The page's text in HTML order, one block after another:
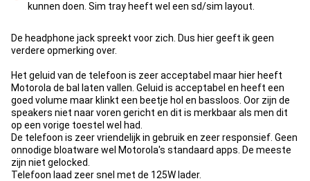
Minpunt
kunnen doen. Sim tray heeft wel een sd/sim layout.
De headphone jack spreekt voor zich. Dus hier geeft ik geen
verdere opmerking over.
Het geluid van de telefoon is zeer acceptabel maar hier heeft
Motorola de bal laten vallen. Geluid is acceptabel en heeft een
goed volume maar klinkt een beetje hol en bassloos. Oor zijn de
speakers niet naar voren gericht en dit is merkbaar als men dit
op een vorige toestel wel had.
De telefoon is zeer vriendelijk in gebruik en zeer responsief. Geen
onnodige bloatware wel Motorola's standaard apps. De meeste
zijn niet gelocked.
Telefoon laad zeer snel met de 125W lader.